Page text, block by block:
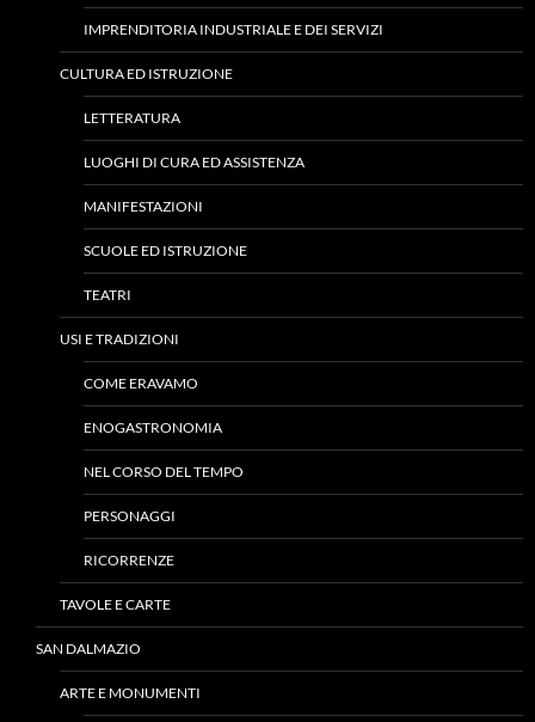
IMPRENDITORIA INDUSTRIALE E DEI SERVIZI
CULTURA ED ISTRUZIONE
LETTERATURA
LUOGHI DI CURA ED ASSISTENZA
MANIFESTAZIONI
SCUOLE ED ISTRUZIONE
TEATRI
USI E TRADIZIONI
COME ERAVAMO
ENOGASTRONOMIA
NEL CORSO DEL TEMPO
PERSONAGGI
RICORRENZE
TAVOLE E CARTE
SAN DALMAZIO
ARTE E MONUMENTI